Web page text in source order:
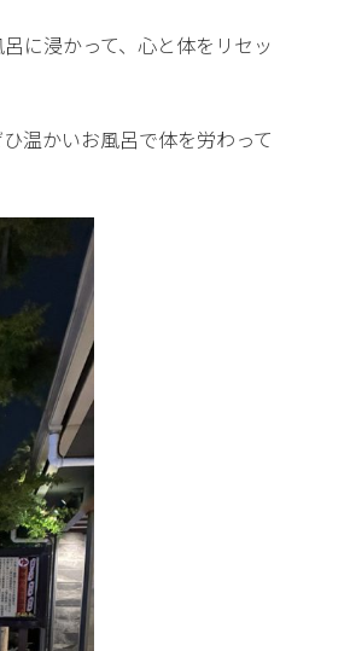
に浸かって、心と体をリセッ
温かいお風呂で体を労わって